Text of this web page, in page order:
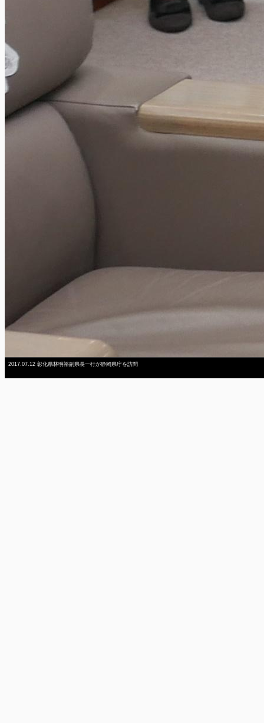
2017.07.12 彰化県林明裕副県長一行が静岡県庁を訪問